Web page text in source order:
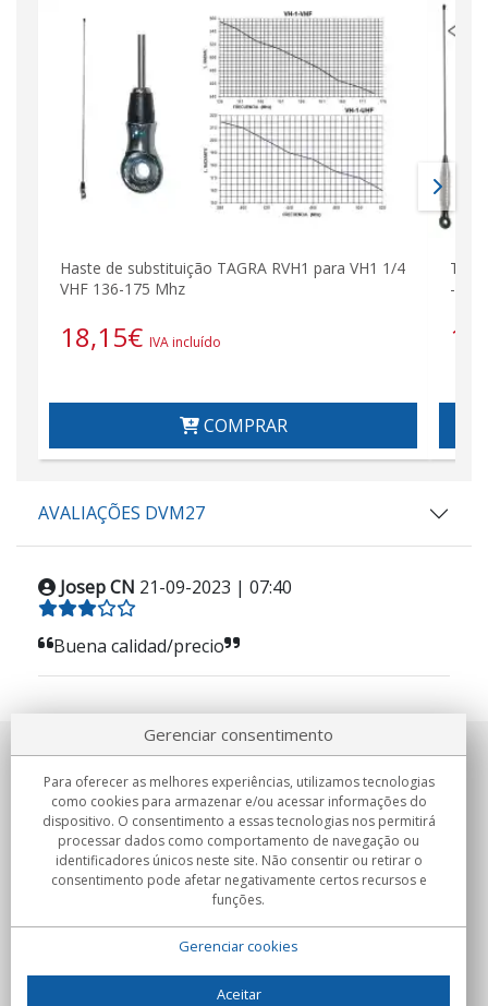
Haste de substituição TAGRA RVH1 para VH1 1/4
VHF 136-175 Mhz
18,15€ IVA incluído
COMPRAR
-
AVALIAÇÕES DVM27
Josep CN 21-09-2023 | 07:40
Buena calidad/precio
Sobre nosotros
Compromissos
Compras
Gerenciar consentimento
Para oferecer as melhores experiências, utilizamos tecnologias
como cookies para armazenar e/ou acessar informações do
dispositivo. O consentimento a essas tecnologias nos permitirá
processar dados como comportamento de navegação ou
identificadores únicos neste site. Não consentir ou retirar o
consentimento pode afetar negativamente certos recursos e
funções.
Gerenciar cookies
Aceitar